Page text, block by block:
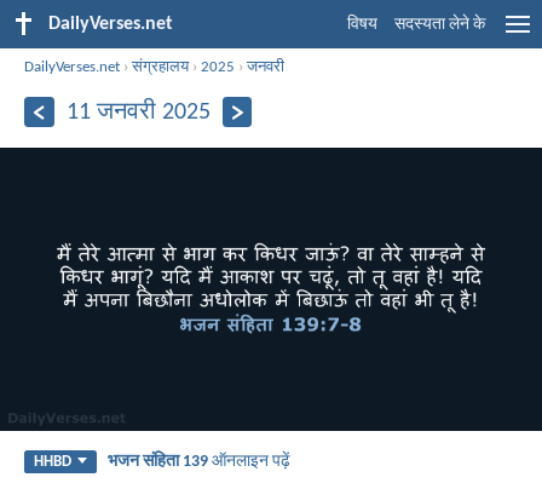
DailyVerses.net विषय सदस्यता लेने के
DailyVerses.net ›संग्रहालय›2025 ›जनवरी
11 जनवरी 2025
HHBD भजन संहिता 139 ऑनलाइन पढ़ें